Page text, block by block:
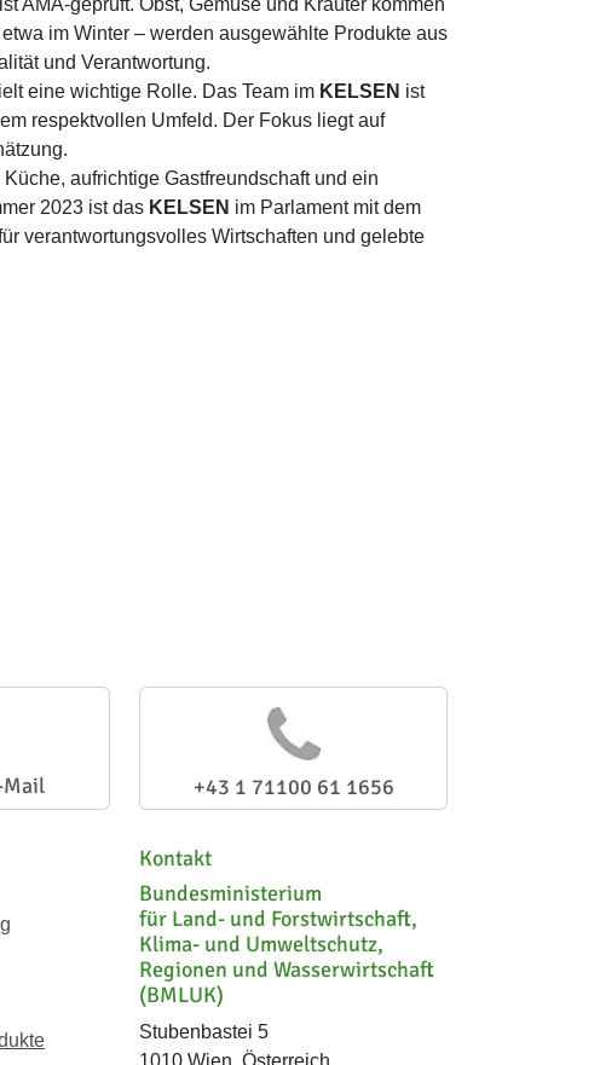
AMA-geprüft. Obst, Gemüse und Kräuter kommen
im Winter – werden ausgewählte Produkte aus
und Verantwortung.
eine wichtige Rolle. Das Team im KELSEN ist
respektvollen Umfeld. Der Fokus liegt auf
aufrichtige Gastfreundschaft und ein
2023 ist das KELSEN im Parlament mit dem
verantwortungsvolles Wirtschaften und gelebte
Mail +43 1 71100 61 1656
Kontakt
Bundesministerium
für Land- und Forstwirtschaft,
Klima- und Umweltschutz,
Regionen und Wasserwirtschaft
(BMLUK)
Stubenbastei 5
1010 Wien, Österreich